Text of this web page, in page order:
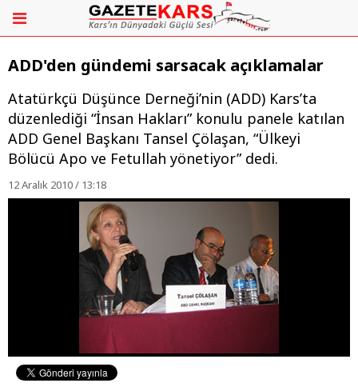
ADD'den gündemi sarsacak açıklamalar
Atatürkçü Düşünce Derneği’nin (ADD) Kars’ta
düzenlediği “İnsan Hakları” konulu panele katılan
ADD Genel Başkanı Tansel Çölaşan, “Ülkeyi
Bölücü Apo ve Fetullah yönetiyor” dedi.
12 Aralık 2010 / 13:18